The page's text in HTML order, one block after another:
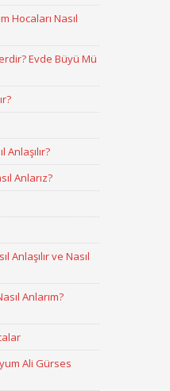
Hocaları Nasıl
Evde Büyü Mü
Anlaşılır?
Anlarız?
Anlaşılır ve Nasıl
Anlarım?
Ali Gürses